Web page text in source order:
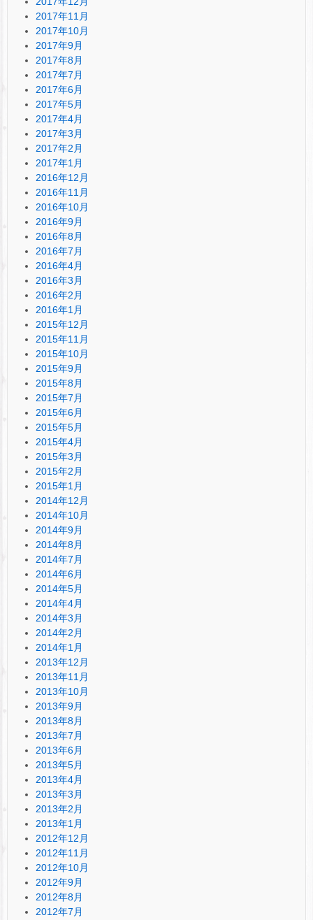
2017年11月
2017年10月
2017年9月
2017年8月
2017年7月
2017年6月
2017年5月
2017年4月
2017年3月
2017年2月
2017年1月
2016年12月
2016年11月
2016年10月
2016年9月
2016年8月
2016年7月
2016年4月
2016年3月
2016年2月
2016年1月
2015年12月
2015年11月
2015年10月
2015年9月
2015年8月
2015年7月
2015年6月
2015年5月
2015年4月
2015年3月
2015年2月
2015年1月
2014年12月
2014年10月
2014年9月
2014年8月
2014年7月
2014年6月
2014年5月
2014年4月
2014年3月
2014年2月
2014年1月
2013年12月
2013年11月
2013年10月
2013年9月
2013年8月
2013年7月
2013年6月
2013年5月
2013年4月
2013年3月
2013年2月
2013年1月
2012年12月
2012年11月
2012年10月
2012年9月
2012年8月
2012年7月